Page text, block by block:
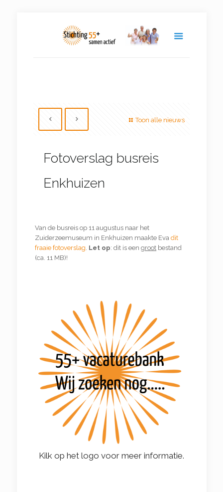
Toon alle nieuws
Fotoverslag busreis
Enkhuizen
Van de busreis op 11 augustus naar het
Zuiderzeemuseum in Enkhuizen maakte Evadit
fraaie fotoverslag. Let op: dit is eengroot bestand
(ca. 11 MB)!
Kilk op het logo voor meer informatie.